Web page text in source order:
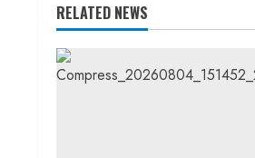
i
n
RELATED NEWS